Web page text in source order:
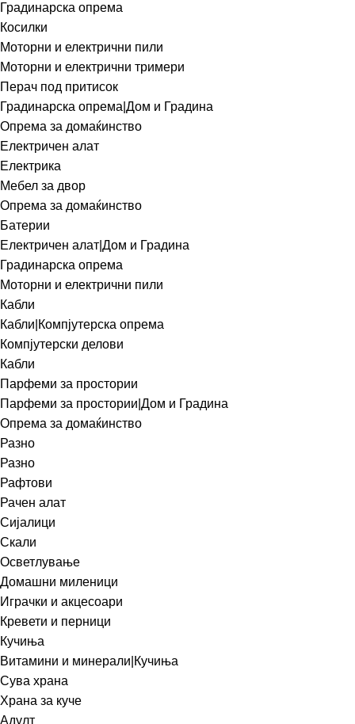
Градинарска опрема
Косилки
Моторни и електрични пили
Моторни и електрични тримери
Перач под притисок
Градинарска опрема|Дом и Градина
Опрема за домаќинство
Електричен алат
Електрика
Мебел за двор
Опрема за домаќинство
Батерии
Електричен алат|Дом и Градина
Градинарска опрема
Моторни и електрични пили
Кабли
Кабли|Компјутерска опрема
Компјутерски делови
Кабли
Парфеми за простории
Парфеми за простории|Дом и Градина
Опрема за домаќинство
Разно
Разно
Рафтови
Рачен алат
Сијалици
Скали
Осветлување
Домашни миленици
Играчки и акцесоари
Кревети и перници
Кучиња
Витамини и минерали|Кучиња
Сува храна
Храна за куче
Адулт